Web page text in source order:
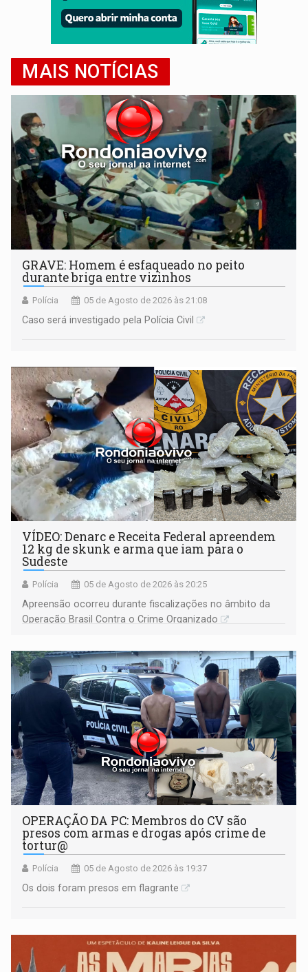
MAIS NOTÍCIAS
GRAVE: Homem é esfaqueado no peito
durante briga entre vizinhos
Polícia 05 de Agosto de 2026 às 21:08
Caso será investigado pela Polícia Civil
VÍDEO: Denarc e Receita Federal apreendem
12 kg de skunk e arma que iam para o
Sudeste
Polícia 05 de Agosto de 2026 às 20:25
Apreensão ocorreu durante fiscalizações no âmbito da
Operação Brasil Contra o Crime Organizado
OPERAÇÃO DA PC: Membros do CV são
presos com armas e drogas após crime de
tortur@
Polícia 05 de Agosto de 2026 às 19:37
Os dois foram presos em flagrante